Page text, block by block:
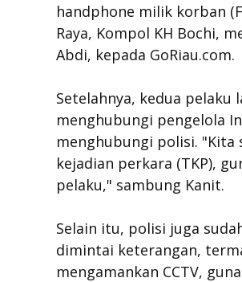
handphone milik korban
Raya, Kompol KH Bochi,
Abdi, kepada GoRiau.com.
Setelahnya, kedua pelaku
menghubungi pengelola
menghubungi polisi.
kejadian perkara (TKP),
pelaku," sambung Kanit.
Selain itu, polisi juga
dimintai keterangan,
mengamankan CCTV,